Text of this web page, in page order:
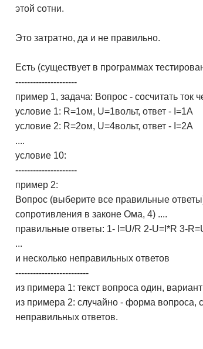
этой сотни.
Это затратно, да и не правильно.
Есть (существует в программах
---------------------
пример 1, задача: Вопрос - сосчитать ток
условие 1: R=1ом, U=1вольт, ответ - I=1А
условие 2: R=2ом, U=4вольт, ответ - I=2А
....
условие 10:
---------------------
пример 2:
Вопрос (выберите все правильные
сопротивления в законе Ома, 4) ....
правильные ответы: 1- I=U/R 2-U=I*R 3-
...
и несколько неправильных ответов
-------------------------
из примера 1: текст вопроса один,
из примера 2: случайно - форма вопроса,
неправильных ответов.